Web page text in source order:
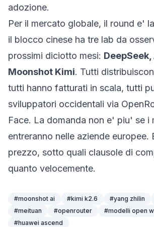
adozione.
Per il mercato globale, il round e'
il blocco cinese ha tre lab da
prossimi diciotto mesi: DeepSeek,
Moonshot Kimi. Tutti
tutti hanno fatturati in scala, tutti
sviluppatori occidentali via
Face. La domanda non e' piu' se i
entreranno nelle aziende europee.
prezzo, sotto quali clausole di
quanto velocemente.
#moonshot ai #kimi k2.6 #yang zhilin
#meituan #openrouter #modelli open
#huawei ascend